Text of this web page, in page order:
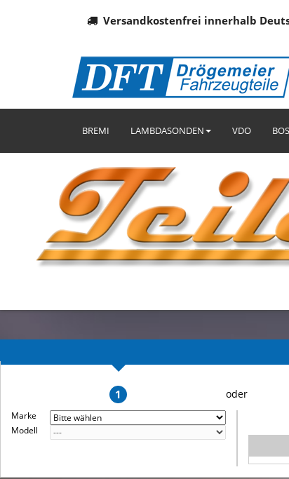
Versandkostenfrei innerhalb
BREMI LAMBDASONDEN VDO
1
Marke
Modell